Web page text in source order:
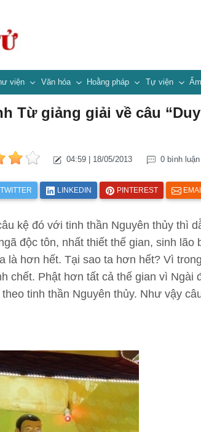
viện Văn hóa Hoằng pháp Tự viện
Từ giảng giải về câu
04:59 | 18/05/2013 0 bình luận
TWITTER LINKEDIN PINTEREST
kệ đó với tinh thần Nguyên thủy thì
độc tôn, nhất thiết thế gian, sinh lão
là hơn hết. Tại sao ta hơn hết? Vì
chết. Phật hơn tất cả thế gian vì Ngài
tinh thần Nguyên thủy. Như vậy